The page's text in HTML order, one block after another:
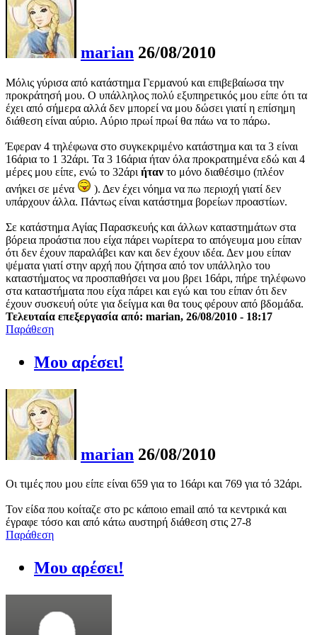
marian 26/08/2010
Mόλις γύρισα από κατάστημα Γερμανού και επιβεβαίωσα την
προκράτησή μου. Ο υπάλληλος πολύ εξυπηρετικός μου είπε ότι τα
έχει από σήμερα αλλά δεν μπορεί να μου δώσει γιατί η επίσημη
διάθεση είναι αύριο. Αύριο πρωί πρωί θα πάω να το πάρω.
Έφεραν 4 τηλέφωνα στο συγκεκριμένο κατάστημα και τα 3 είναι
16άρια το 1 32άρι. Τα 3 16άρια ήταν όλα προκρατημένα εδώ και 4
μέρες μου είπε, ενώ το 32άρι ήταν το μόνο διαθέσιμο (πλέον
ανήκει σε μένα
). Δεν έχει νόημα να πω περιοχή γιατί δεν
υπάρχουν άλλα. Πάντως είναι κατάστημα βορείων προαστίων.
Σε κατάστημα Αγίας Παρασκευής και άλλων καταστημάτων στα
βόρεια προάστια που είχα πάρει νωρίτερα το απόγευμα μου είπαν
ότι δεν έχουν παραλάβει καν και δεν έχουν ιδέα. Δεν μου είπαν
ψέματα γιατί στην αρχή που ζήτησα από τον υπάλληλο του
καταστήματος να προσπαθήσει να μου βρει 16άρι, πήρε τηλέφωνο
στα καταστήματα που είχα πάρει και εγώ και του είπαν ότι δεν
έχουν συσκευή ούτε για δείγμα και θα τους φέρουν από βδομάδα.
Τελευταία επεξεργασία από: marian, 26/08/2010 - 18:17
Παράθεση
Μου αρέσει!
marian 26/08/2010
Οι τιμές που μου είπε είναι 659 για το 16άρι και 769 για τό 32άρι.
Τον είδα που κοίταζε στο pc κάποιο email από τα κεντρικά και
έγραφε τόσο και από κάτω αυστηρή διάθεση στις 27-8
Παράθεση
Μου αρέσει!